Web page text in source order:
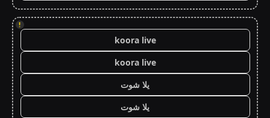
!
koora live
koora live
يلا شوت
يلا شوت